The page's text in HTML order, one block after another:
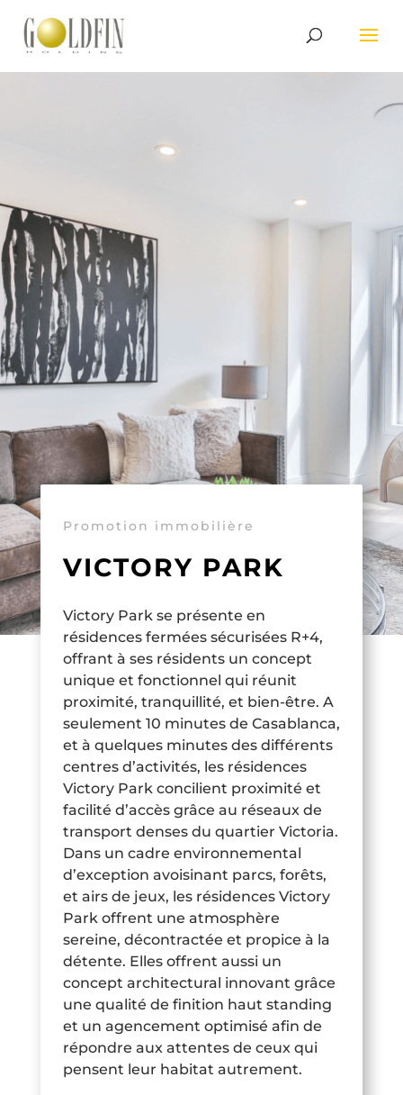
Promotion immobilière
VICTORY PARK
Victory Park se présente en
résidences fermées sécurisées R+4,
offrant à ses résidents un concept
unique et fonctionnel qui réunit
proximité, tranquillité, et bien-être. A
seulement 10 minutes de Casablanca,
et à quelques minutes des différents
centres d’activités, les résidences
Victory Park concilient proximité et
facilité d’accès grâce au réseaux de
transport denses du quartier Victoria.
Dans un cadre environnemental
d’exception avoisinant parcs, forêts,
et airs de jeux, les résidences Victory
Park offrent une atmosphère
sereine, décontractée et propice à la
détente. Elles offrent aussi un
concept architectural innovant grâce
une qualité de finition haut standing
et un agencement optimisé afin de
répondre aux attentes de ceux qui
pensent leur habitat autrement.